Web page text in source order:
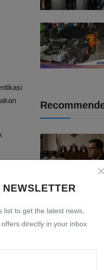
list to get the latest news,
directly in your inbox